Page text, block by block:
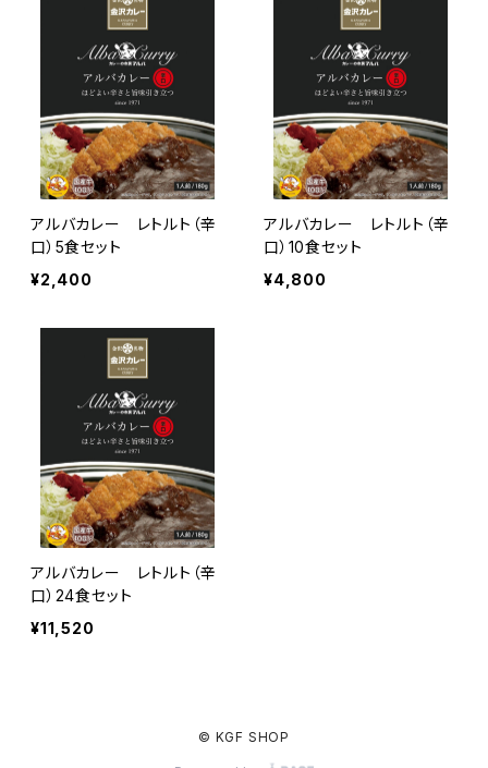
アルバカレー レトルト（辛
口）5食セット
¥2,400
アルバカレー レトルト（辛
口）10食セット
¥4,800
アルバカレー レトルト（辛
口）24食セット
¥11,520
© KGF SHOP